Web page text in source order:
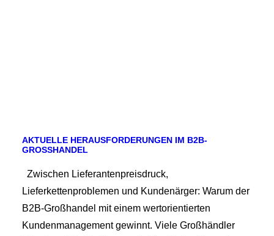
AKTUELLE HERAUSFORDERUNGEN IM B2B-
GROSSHANDEL
Zwischen Lieferantenpreisdruck,
Lieferkettenproblemen und Kundenärger: Warum der
B2B-Großhandel mit einem wertorientierten
Kundenmanagement gewinnt. Viele Großhändler